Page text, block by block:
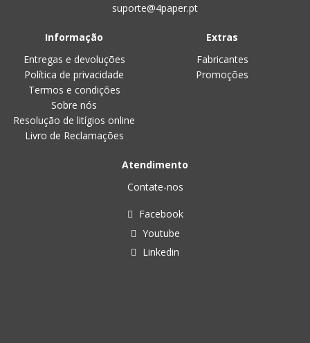
suporte@4paper.pt
Informação
Entregas e devoluções
Política de privacidade
Termos e condições
Sobre nós
Resolução de litígios online
Livro de Reclamações
Extras
Fabricantes
Promoções
Atendimento
Contate-nos
Facebook
Youtube
Linkedin